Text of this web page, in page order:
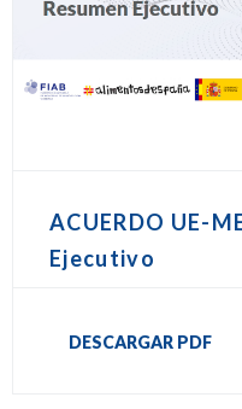
ACUERDO UE-
Ejecutivo
DESCARGAR PDF